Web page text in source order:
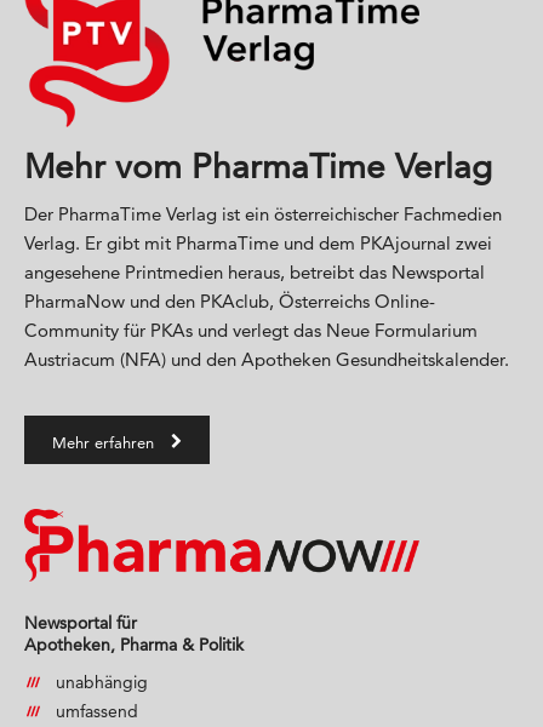
Mehr vom PharmaTime Verlag
Der PharmaTime Verlag ist ein österreichischer Fachmedien
Verlag. Er gibt mit PharmaTime und dem PKAjournal zwei
angesehene Printmedien heraus, betreibt das Newsportal
PharmaNow und den PKAclub, Österreichs Online-
Community für PKAs und verlegt das Neue Formularium
Austriacum (NFA) und den Apotheken Gesundheitskalender.
Mehr erfahren
Newsportal für
Apotheken, Pharma & Politik
unabhängig
umfassend